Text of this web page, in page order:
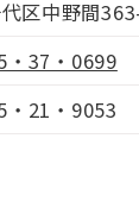
区中野間
・37・0699
・21・9053